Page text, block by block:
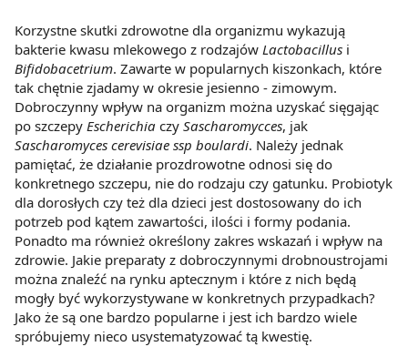
Korzystne skutki zdrowotne dla organizmu wykazują
bakterie kwasu mlekowego z rodzajów Lactobacillus i
Bifidobacetrium. Zawarte w popularnych kiszonkach, które
tak chętnie zjadamy w okresie jesienno - zimowym.
Dobroczynny wpływ na organizm można uzyskać sięgając
po szczepy Escherichia czy Sascharomycces, jak
Sascharomyces cerevisiae ssp boulardi. Należy jednak
pamiętać, że działanie prozdrowotne odnosi się do
konkretnego szczepu, nie do rodzaju czy gatunku. Probiotyk
dla dorosłych czy też dla dzieci jest dostosowany do ich
potrzeb pod kątem zawartości, ilości i formy podania.
Ponadto ma również określony zakres wskazań i wpływ na
zdrowie. Jakie preparaty z dobroczynnymi drobnoustrojami
można znaleźć na rynku aptecznym i które z nich będą
mogły być wykorzystywane w konkretnych przypadkach?
Jako że są one bardzo popularne i jest ich bardzo wiele
spróbujemy nieco usystematyzować tą kwestię.